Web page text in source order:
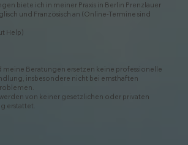
biete ich in meiner Praxis in Berlin Prenzlauer
und Französisch an (Online-Termine sind
Help)
meine Beratungen ersetzen keine professionelle
insbesondere nicht bei ernsthaften
von keiner gesetzlichen oder privaten
erstattet.